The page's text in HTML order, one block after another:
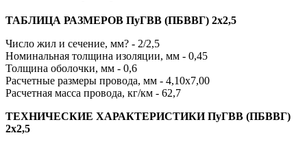
ТАБЛИЦА РАЗМЕРОВ ПуГВВ (ПБВВГ) 2х2,5
Число жил и сечение, мм? - 2/2,5
Номинальная толщина изоляции, мм - 0,45
Толщина оболочки, мм - 0,6
Расчетные размеры провода, мм - 4,10х7,00
Расчетная масса провода, кг/км - 62,7
ТЕХНИЧЕСКИЕ ХАРАКТЕРИСТИКИ ПуГВВ (ПБВВГ)
2х2,5